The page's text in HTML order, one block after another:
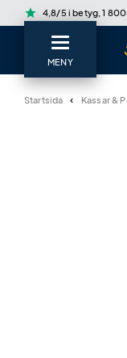
star 4,8/5 i betyg, 1
MENY
Startsida Kassar &